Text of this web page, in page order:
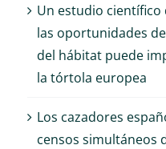
Un estudio
las oportunidades
del hábitat puede
la tórtola europea
Los cazadores
censos simultáneos